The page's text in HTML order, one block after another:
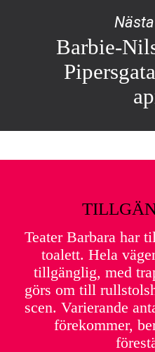
Barbie-
Teater Barbara har
toalett. Hela
tillgänglig, med
görs om till
scen. Varierande
förekommer,